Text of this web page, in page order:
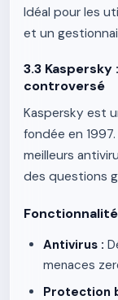
Idéal pour les
et un
3.3
controversé
Kaspersky est
fondée en
meilleurs
des questions
Antivirus :
menaces
Protection